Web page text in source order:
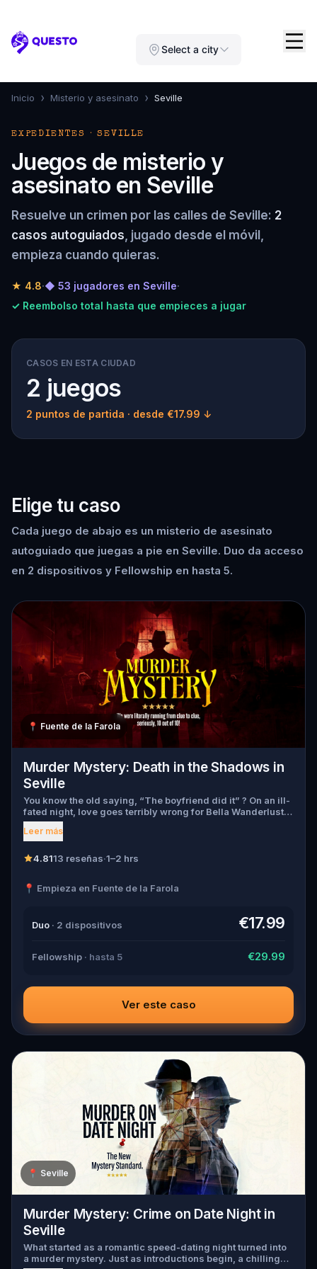
Questo Select a city
Inicio › Misterio y asesinato › Seville
EXPEDIENTES · SEVILLE
Juegos de misterio y
asesinato en Seville
Resuelve un crimen por las calles de Seville: 2
casos autoguiados, jugado desde el móvil,
empieza cuando quieras.
★ 4.8·◆ 53 jugadores en Seville·
✓ Reembolso total hasta que empieces a jugar
CASOS EN ESTA CIUDAD
2 juegos
2 puntos de partida · desde €17.99 ↓
Elige tu caso
Cada juego de abajo es un misterio de asesinato
autoguiado que juegas a pie en Seville. Duo da acceso
en 2 dispositivos y Fellowship en hasta 5.
📍 Fuente de la Farola
Murder Mystery: Death in the Shadows in
Seville
You know the old saying, “The boyfriend did it” ? On an ill-
fated night, love goes terribly wrong for Bella Wanderlust
and Walter Bridges . Bella, a famous travel blogger, was
found dead during a ghost tour led by the theatrical Percy
Walter, the obsessed boyfriend? Percy, the ghost tour
suspects, and expose the real murderer before they strike
Leer más
4.8113 reseñas·1–2 hrs
📍 Empieza en Fuente de la Farola
Duo · 2 dispositivos €17.99
Fellowship · hasta 5 €29.99
Ver este caso
📍 Seville
Murder Mystery: Crime on Date Night in
Seville
What started as a romantic speed-dating night turned into
a murder mystery. Just as introductions begin, a chilling